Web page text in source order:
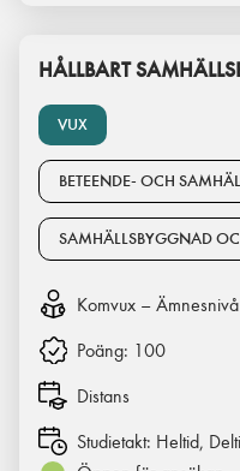
VUX
HÅLLBART
BETEENDE- OCH
SAMHÄLLSBYGGNAD
Komvux –
Poäng: 100
Distans
Studietakt: Heltid,